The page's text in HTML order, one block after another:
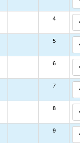
4
5
6
7
8
9